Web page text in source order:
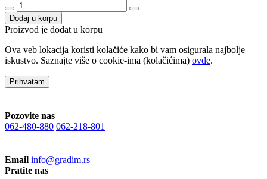
Dodaj u korpu
Proizvod je dodat u korpu
Ova veb lokacija koristi kolačiće kako bi vam osigurala najbolje
iskustvo. Saznajte više o cookie-ima (kolačićima) ovde.
Prihvatam
Pozovite nas
062-480-880 062-218-801
Email info@gradim.rs
Pratite nas